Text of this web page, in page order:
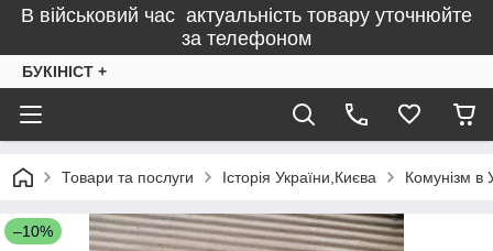
В військовий час актуальність товару уточнюйте
за телефоном
БУКІНІСТ +
Товари та послуги Історія України,Києва Комунізм в
–10%